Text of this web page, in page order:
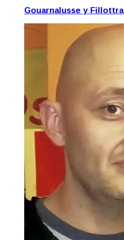
Gouarnalusse y